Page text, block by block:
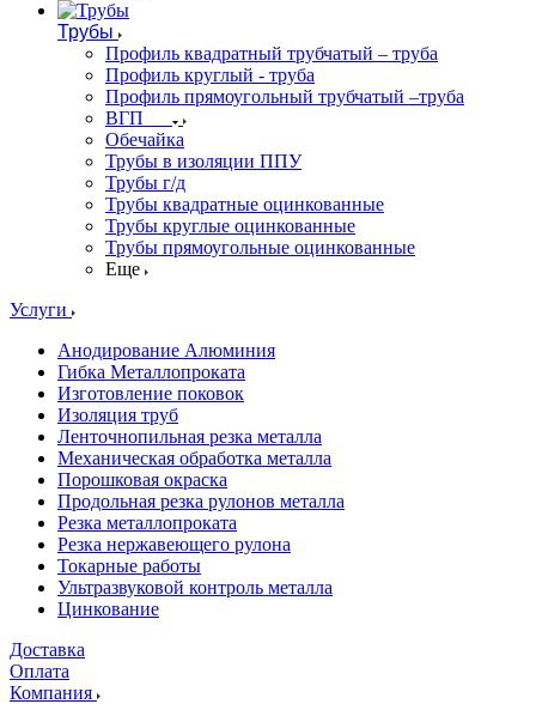
Трубы
Профиль квадратный трубчатый – труба
Профиль круглый - труба
Профиль прямоугольный трубчатый –труба
ВГП
Обечайка
Трубы в изоляции ППУ
Трубы г/д
Трубы квадратные оцинкованные
Трубы круглые оцинкованные
Трубы прямоугольные оцинкованные
Еще
Услуги
Анодирование Алюминия
Гибка Металлопроката
Изготовление поковок
Изоляция труб
Ленточнопильная резка металла
Механическая обработка металла
Порошковая окраска
Продольная резка рулонов металла
Резка металлопроката
Резка нержавеющего рулона
Токарные работы
Ультразвуковой контроль металла
Цинкование
Доставка
Оплата
Компания